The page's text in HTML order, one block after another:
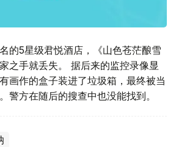
的5星级君悦酒店，《山色苍茫酿雪
之手就丢失。 据后来的监控录像显
画作的盒子装进了垃圾箱，最终被当
警方在随后的搜查中也没能找到。